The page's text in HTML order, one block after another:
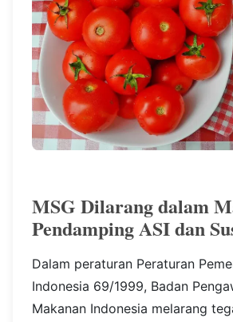
MSG Dilarang dalam
Pendamping ASI dan
Dalam peraturan Peraturan
Indonesia 69/1999, Badan
Makanan Indonesia melarang